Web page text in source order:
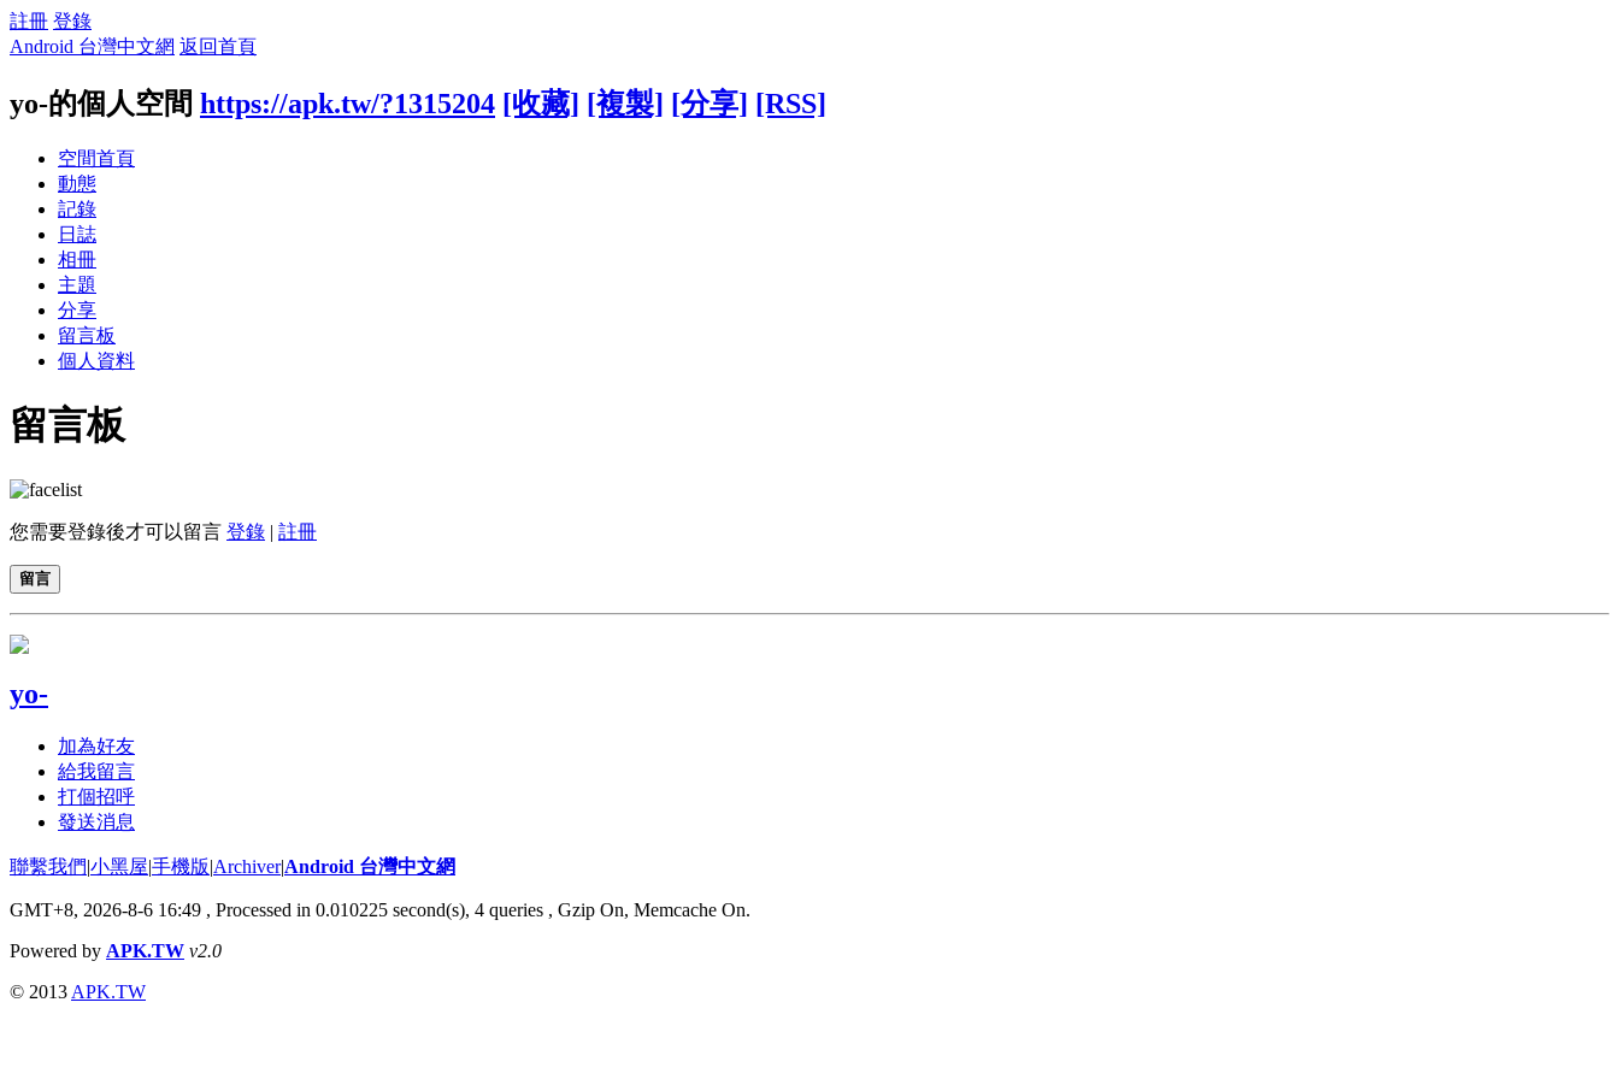
註冊 登錄
Android 台灣中文網 返回首頁
yo-的個人空間 https://apk.tw/?1315204 [收藏] [複製] [分享] [RSS]
空間首頁
動態
記錄
日誌
相冊
主題
分享
留言板
個人資料
留言板
您需要登錄後才可以留言 登錄 | 註冊
留言
yo-
加為好友
給我留言
打個招呼
發送消息
聯繫我們|小黑屋|手機版|Archiver|Android 台灣中文網
GMT+8, 2026-8-6 16:49 , Processed in 0.010225 second(s), 4 queries , Gzip On, Memcache On.
Powered by APK.TW v2.0
© 2013 APK.TW